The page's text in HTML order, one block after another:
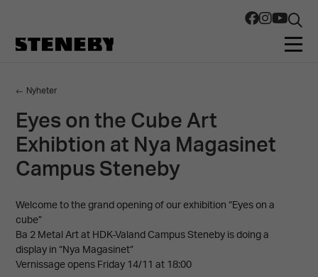
← Nyheter
Eyes on the Cube Art
Exhibtion at Nya Magasinet
Campus Steneby
Welcome to the grand opening of our exhibition “Eyes on a
cube”
Ba 2 Metal Art at HDK-Valand Campus Steneby is doing a
display in “Nya Magasinet”
Vernissage opens Friday 14/11 at 18:00